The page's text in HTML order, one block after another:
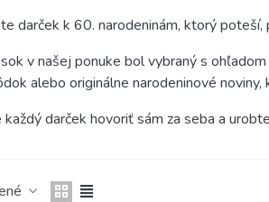
darček k 60. narodeninám, ktorý
v našej ponuke bol vybraný s
alebo originálne narodeninové
darček hovoriť sám za seba a